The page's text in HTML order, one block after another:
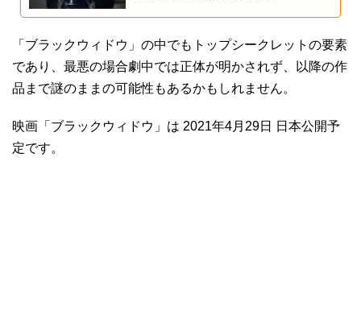
「ブラックウィドウ」の中でもトップシークレットの要素
であり、最悪の場合劇中では正体が明かされず、以降の作
品まで謎のままの可能性もあるかもしれません。
映画「ブラックウィドウ」は 2021年4月29日 日本公開予
定です。